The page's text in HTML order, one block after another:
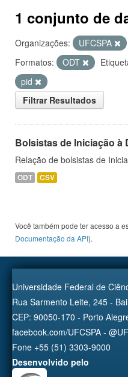
1 conjunto de
Organizações: UFCSPA
Formatos:
ODT
pid
Filtrar Resultados
Bolsistas de Iniciação à
Relação de bolsistas de
ODT CSV
Você também pode ter acesso a
Documentação da API).
Universidade Federal de
Rua Sarmento Leite, 245 -
CEP: 90050-170 - Porto
facebook.com/UFCSPA -
Fone +55 (51) 3303-9000
Desenvolvido pelo